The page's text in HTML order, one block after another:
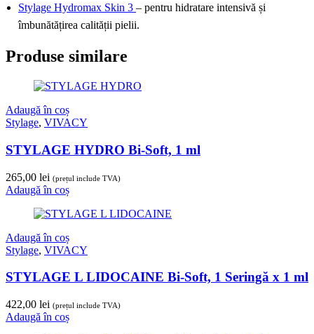
Stylage Hydromax Skin 3 – pentru hidratare intensivă și
îmbunătățirea calității pielii.
Produse similare
Adaugă în coș
Stylage, VIVACY
STYLAGE HYDRO Bi-Soft, 1 ml
265,00 lei (prețul include TVA)
Adaugă în coș
Adaugă în coș
Stylage, VIVACY
STYLAGE L LIDOCAINE Bi-Soft, 1 Seringă x 1 ml
422,00 lei (prețul include TVA)
Adaugă în coș